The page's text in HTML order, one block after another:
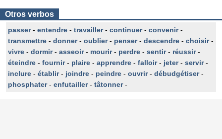
Otros verbos
passer- entendre - travailler- continuer- convenir-
transmettre - donner- oublier- penser- descendre - choisir-
vivre - dormir- asseoir- mourir- perdre - sentir- réussir-
éteindre - fournir- plaire - apprendre - falloir- jeter- servir-
inclure - établir- joindre - peindre - ouvrir- débudgétiser-
phosphater- enfutailler- tâtonner-